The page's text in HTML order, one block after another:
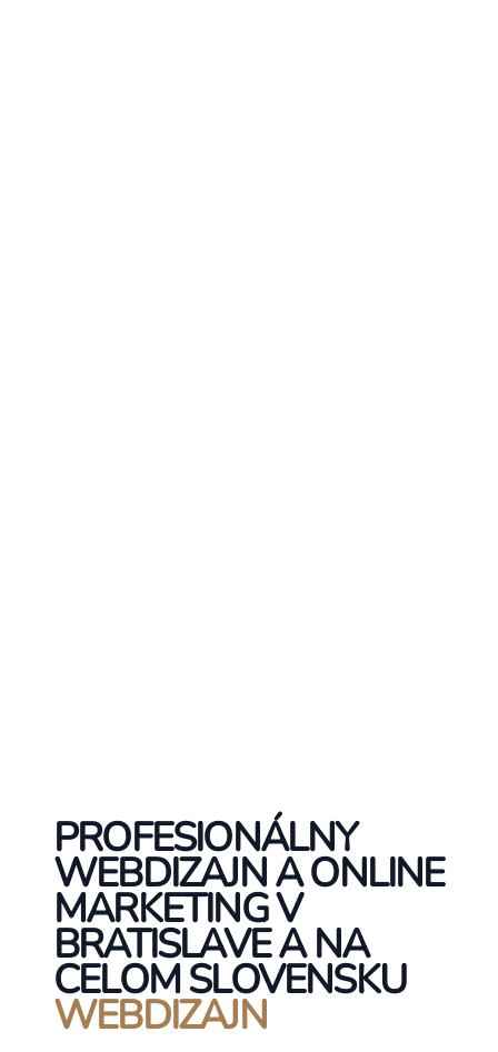
PROFESIONÁLNY
WEBDIZAJN A ONLINE
MARKETING V
BRATISLAVE A NA
CELOM SLOVENSKU
WEBDIZAJN